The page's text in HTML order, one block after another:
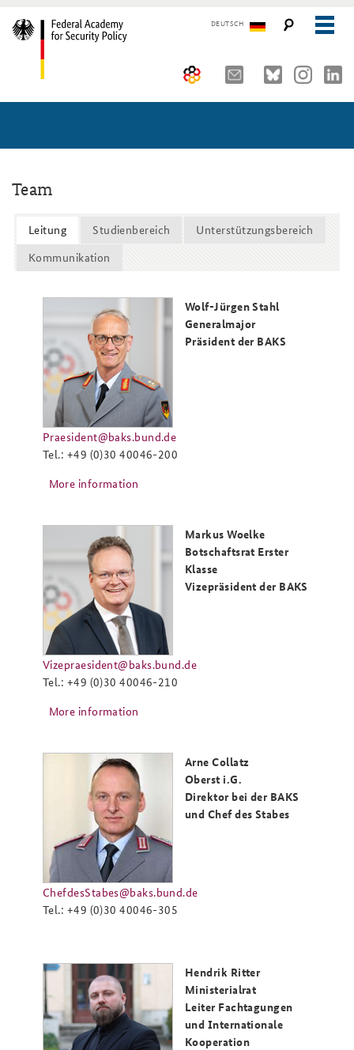
DEUTSCH
Advisory Board
Organisation
The Association of Friends
Partners
Seminars, Conferences and Events
Security Policy Course for Senior Officials
Core Course on Security Policy
German Forum on Security Policy
Further Events
Working Papers
Team
Leitung Studienbereich
Unterstützungsbereich
Kommunikation
Wolf-Jürgen Stahl
Generalmajor
Präsident der BAKS
Praesident@baks.bund.de
Tel.: +49 (0)30 40046-200
More information
Markus Woelke
Botschaftsrat Erster
Klasse
Vizepräsident der BAKS
Vizepraesident@baks.bund.de
Tel.: +49 (0)30 40046-210
More information
Arne Collatz
Oberst i.G.
Direktor bei der BAKS
und Chef des Stabes
ChefdesStabes@baks.bund.de
Tel.: +49 (0)30 40046-305
Hendrik Ritter
Ministerialrat
Leiter Fachtagungen
und Internationale
Kooperation